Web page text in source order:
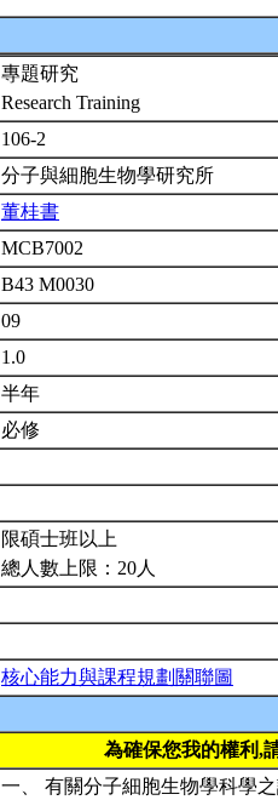
專題研究
Research Training
106-2
分子與細胞生物學研究所
董桂書
MCB7002
B43 M0030
09
1.0
半年
必修
限碩士班以上
總人數上限：20人
核心能力與課程規劃關聯圖
為確保您我的權利,
一、 有關分子細胞生物學科學